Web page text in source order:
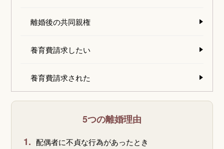
離婚後の共同親権
養育費請求したい
養育費請求された
5つの離婚理由
1. 配偶者に不貞な行為があったとき